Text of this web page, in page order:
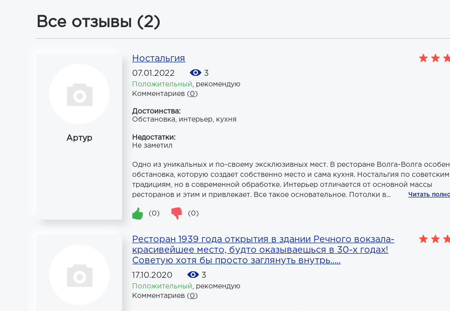
Все отзывы (2)
Артур
Ностальгия
07.01.2022 3
Положительный
рекомендую
Комментариев (0)
Достоинства:
Обстановка, интерьер, кухня
Недостатки:
Не заметил
Одно из уникальных и по-своему эксклюзивных мест. В ресторане Волга-Волга
обстановка, которую создает собственно место и сама кухня. Ностальгия по советским
традициям, но в современной обработке. Интерьер отличается от основной массы
ресторанов и этим и привлекает. Все такое основательное. Потолки в...
Читать
(0) (0)
Ресторан 1939 года открытия в здании Речного вокзала-
красивейшее место, будто оказываешься в 30-х годах!
Советую хотя бы просто заглянуть внутрь.....
17.10.2020 3
Положительный
рекомендую
Комментариев (0)